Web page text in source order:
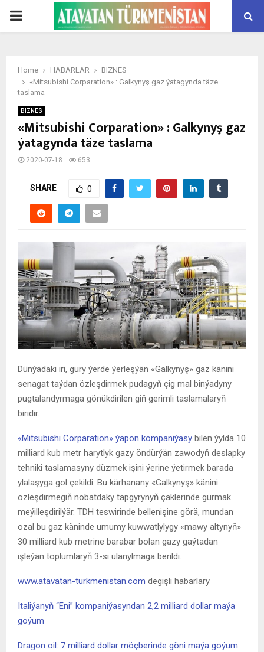
PRIMARY
Home HABARLAR
BIZNES
«Mitsubishi Corparation» : Galkynyş gaz ýatagynda täze
taslama
BIZNES
«Mitsubishi Corparation» : Galkynyş gaz
ýatagynda täze taslama
2020-07-18 653
SHARE 0
Dünýädäki iri, gury ýerde ýerleşýän «Galkynyş» gaz känini
senagat taýdan özleşdirmek pudagyň çig mal binýadyny
pugtalandyrmaga gönükdirilen giň gerimli taslamalaryň
biridir.
«Mitsubishi Corparation» ýapon kompaniýasy bilen ýylda 10
milliard kub metr harytlyk gazy öndürýän zawodyň deslapky
tehniki taslamasyny düzmek işini ýerine ýetirmek barada
ylalaşyga gol çekildi. Bu kärhanany «Galkynyş» känini
özleşdirmegiň nobatdaky tapgyrynyň çäklerinde gurmak
meýilleşdirilýär. TDH teswirinde bellenişine görä, mundan
ozal bu gaz käninde umumy kuwwatlylygy «mawy altynyň»
30 milliard kub metrine barabar bolan gazy gaýtadan
işleýän toplumlaryň 3-si ulanylmaga berildi.
www.atavatan-turkmenistan.com degişli habarlary
Italiýanyň “Eni” kompaniýasyndan 2,2 milliard dollar maýa
goýum
Dragon oil: 7 milliard dollar möçberinde göni maýa goýum